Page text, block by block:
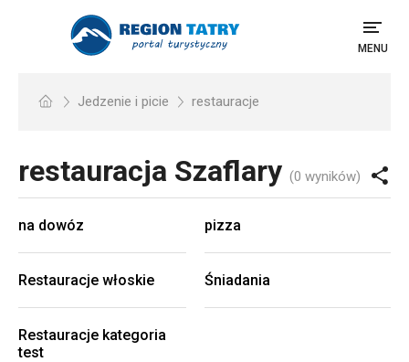
MENU
Jedzenie i picie restauracje
restauracja Szaflary (0 wyników)
na dowóz pizza
Restauracje włoskie Śniadania
Restauracje kategoria
test